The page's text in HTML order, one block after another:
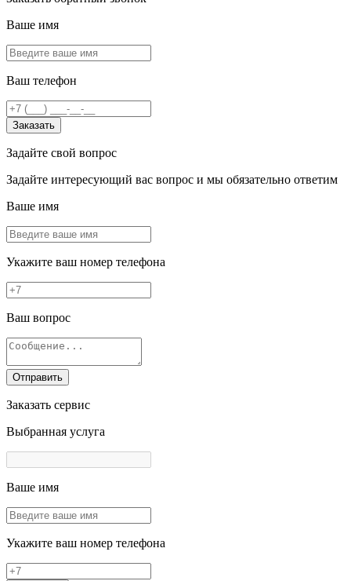
Ваше имя
Ваш телефон
Заказать
Задайте свой вопрос
Задайте интересующий вас вопрос и мы обязательно ответим
Ваше имя
Укажите ваш номер телефона
Ваш вопрос
Отправить
Заказать сервис
Выбранная услуга
Ваше имя
Укажите ваш номер телефона